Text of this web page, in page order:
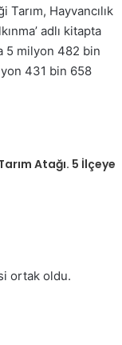
Hayvancılık
adlı kitapta
5 milyon 482 bin
431 bin 658
Atağı. 5 İlçeye
ortak oldu.